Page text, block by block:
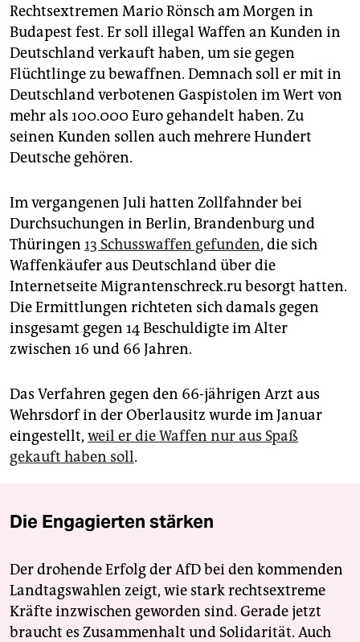
Rechtsextremen Mario Rönsch am Morgen in
Budapest fest. Er soll illegal Waffen an Kunden in
Deutschland verkauft haben, um sie gegen
Flüchtlinge zu bewaffnen. Demnach soll er mit in
Deutschland verbotenen Gaspistolen im Wert von
mehr als 100.000 Euro gehandelt haben. Zu
seinen Kunden sollen auch mehrere Hundert
Deutsche gehören.
Im vergangenen Juli hatten Zollfahnder bei
Durchsuchungen in Berlin, Brandenburg und
Thüringen 13 Schusswaffen gefunden, die sich
Waffenkäufer aus Deutschland über die
Internetseite Migrantenschreck.ru besorgt hatten.
Die Ermittlungen richteten sich damals gegen
insgesamt gegen 14 Beschuldigte im Alter
zwischen 16 und 66 Jahren.
Das Verfahren gegen den 66-jährigen Arzt aus
Wehrsdorf in der Oberlausitz wurde im Januar
eingestellt, weil er die Waffen nur aus Spaß
gekauft haben soll.
Die Engagierten stärken
Der drohende Erfolg der AfD bei den kommenden
Landtagswahlen zeigt, wie stark rechtsextreme
Kräfte inzwischen geworden sind. Gerade jetzt
braucht es Zusammenhalt und Solidarität. Auch